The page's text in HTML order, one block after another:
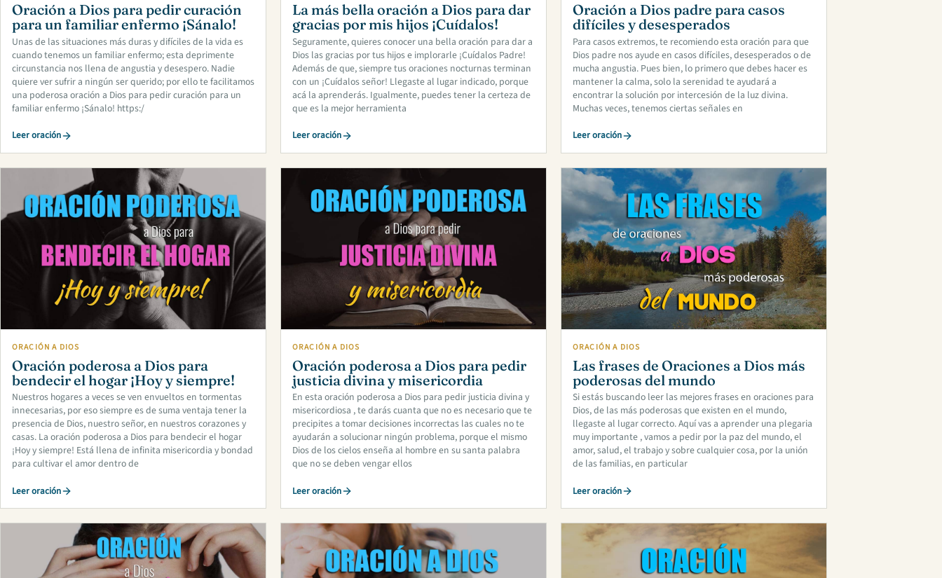
Oración a Dios para pedir curación
para un familiar enfermo ¡Sánalo!
Unas de las situaciones más duras y difíciles de la vida es
cuando tenemos un familiar enfermo; esta deprimente
circunstancia nos llena de angustia y desespero. Nadie
quiere ver sufrir a ningún ser querido; por ello te facilitamos
una poderosa oración a Dios para pedir curación para un
familiar enfermo ¡Sánalo! https:/
Leer oración
La más bella oración a Dios para dar
gracias por mis hijos ¡Cuídalos!
Seguramente, quieres conocer una bella oración para dar a
Dios las gracias por tus hijos e implorarle ¡Cuídalos Padre!
Además de que, siempre tus oraciones nocturnas terminan
con un ¡Cuídalos señor! Llegaste al lugar indicado, porque
acá la aprenderás. Igualmente, puedes tener la certeza de
que es la mejor herramienta
Leer oración
Oración a Dios padre para casos
difíciles y desesperados
Para casos extremos, te recomiendo esta oración para que
Dios padre nos ayude en casos difíciles, desesperados o de
mucha angustia. Pues bien, lo primero que debes hacer es
mantener la calma, solo la serenidad te ayudará a
encontrar la solución por intercesión de la luz divina.
Muchas veces, tenemos ciertas señales en
Leer oración
ORACIÓN A DIOS
Oración poderosa a Dios para
bendecir el hogar ¡Hoy y siempre!
Nuestros hogares a veces se ven envueltos en tormentas
innecesarias, por eso siempre es de suma ventaja tener la
presencia de Dios, nuestro señor, en nuestros corazones y
casas. La oración poderosa a Dios para bendecir el hogar
¡Hoy y siempre! Está llena de infinita misericordia y bondad
para cultivar el amor dentro de
Leer oración
ORACIÓN A DIOS
Oración poderosa a Dios para pedir
justicia divina y misericordia
En esta oración poderosa a Dios para pedir justicia divina y
misericordiosa , te darás cuanta que no es necesario que te
precipites a tomar decisiones incorrectas las cuales no te
ayudarán a solucionar ningún problema, porque el mismo
Dios de los cielos enseña al hombre en su santa palabra
que no se deben vengar ellos
Leer oración
ORACIÓN A DIOS
Las frases de Oraciones a Dios más
poderosas del mundo
Si estás buscando leer las mejores frases en oraciones para
Dios, de las más poderosas que existen en el mundo,
llegaste al lugar correcto. Aquí vas a aprender una plegaria
muy importante , vamos a pedir por la paz del mundo, el
amor, salud, el trabajo y sobre cualquier cosa, por la unión
de las familias, en particular
Leer oración